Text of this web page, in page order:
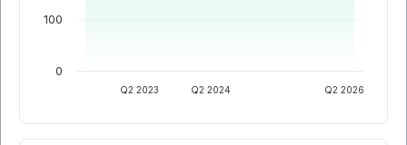
Q2 2023 Q2 2024 Q2 2026
0
100